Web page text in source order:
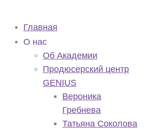
Главная
О нас
Об Академии
Продюсерский центр
GENIUS
Вероника
Гребнева
Татьяна Соколова